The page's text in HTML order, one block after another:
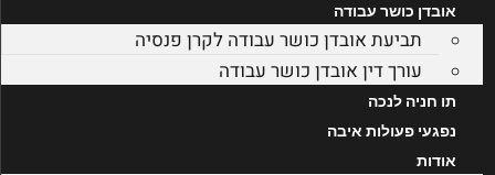
אובדן כושר עבודה
תביעת אובדן כושר עבודה לקרן פנסיה
עורך דין אובדן כושר עבודה
תו חניה לנכה
נפגעי פעולות איבה
אודות